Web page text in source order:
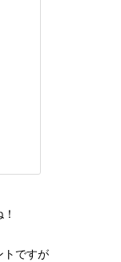
トですが